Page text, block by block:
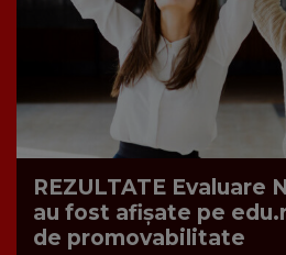
REZULTATE Evaluare
au fost afișate pe
de promovabilitate